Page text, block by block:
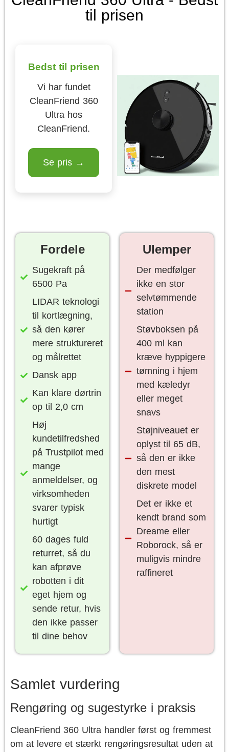
til prisen
Bedst til prisen
Vi har fundet
CleanFriend 360
Ultra hos
CleanFriend.
Se pris →
Fordele
Sugekraft på
6500 Pa
LIDAR teknologi
til kortlægning,
så den kører
mere struktureret
og målrettet
Dansk app
Kan klare dørtrin
op til 2,0 cm
Høj
kundetilfredshed
på Trustpilot med
mange
anmeldelser, og
virksomheden
svarer typisk
hurtigt
60 dages fuld
returret, så du
kan afprøve
robotten i dit
eget hjem og
sende retur, hvis
den ikke passer
til dine behov
Ulemper
Der medfølger
ikke en stor
selvtømmende
station
Støvboksen på
400 ml kan
kræve hyppigere
tømning i hjem
med kæledyr
eller meget
snavs
Støjniveauet er
oplyst til 65 dB,
så den er ikke
den mest
diskrete model
Det er ikke et
kendt brand som
Dreame eller
Roborock, så er
muligvis mindre
raffineret
Samlet vurdering
Rengøring og sugestyrke i praksis
CleanFriend 360 Ultra handler først og fremmest
om at levere et stærkt rengøringsresultat uden at